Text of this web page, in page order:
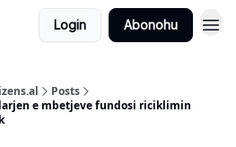
Login Abonohu
Posts
e mbetjeve fundosi riciklimin